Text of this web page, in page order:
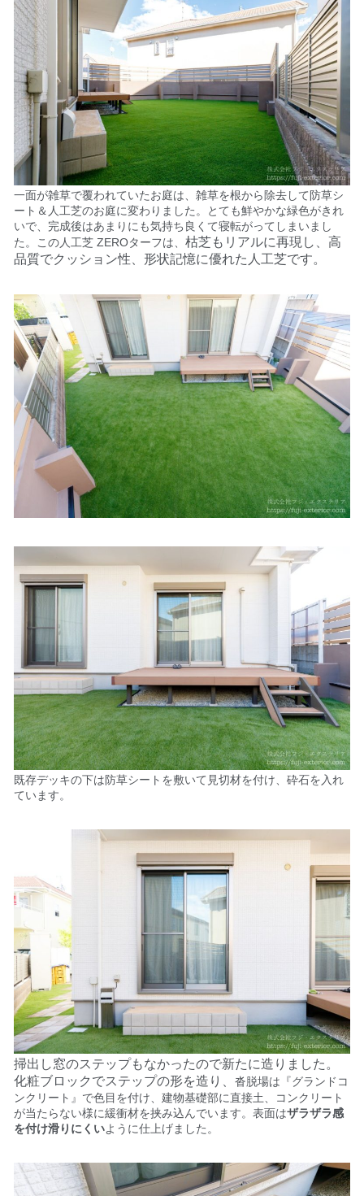
一面が雑草で覆われていたお庭は、雑草を根から除去して防草シ
ート＆人工芝のお庭に変わりました。とても鮮やかな緑色がきれ
いで、完成後はあまりにも気持ち良くて寝転がってしまいまし
た。この人工芝 ZEROターフは、枯芝もリアルに再現し、高
品質でクッション性、形状記憶に優れた人工芝です。
既存デッキの下は防草シートを敷いて見切材を付け、砕石を入れ
ています。
掃出し窓のステップもなかったので新たに造りました。
化粧ブロックでステップの形を造り、沓脱場は『グランドコ
ンクリート』で色目を付け、建物基礎部に直接土、コンクリート
が当たらない様に緩衝材を挟み込んでいます。表面はザラザラ感
を付け滑りにくいように仕上げました。